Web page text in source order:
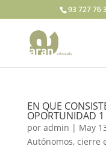
93 727 76
EN QUE
OPORTUNIDAD 1
por admin | May
Autónomos, cierre